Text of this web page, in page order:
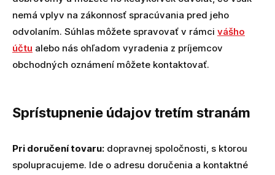
nemá vplyv na zákonnosť spracúvania pred jeho
odvolaním. Súhlas môžete spravovať v rámci vášho
účtu alebo nás ohľadom vyradenia z príjemcov
obchodných oznámení môžete kontaktovať.
Sprístupnenie údajov tretím stranám
Pri doručení tovaru: dopravnej spoločnosti, s ktorou
spolupracujeme. Ide o adresu doručenia a kontaktné